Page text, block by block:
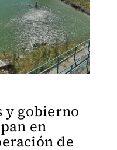
y gobierno
en
de